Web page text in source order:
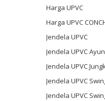
Harga UPVC
Harga UPVC
Jendela UPVC
Jendela UPVC
Jendela UPVC
Jendela UPVC
Jendela UPVC